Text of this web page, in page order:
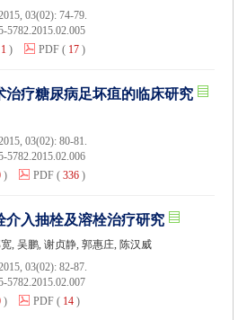
03(02): 74-79.
5782.2015.02.005
1 ) PDF ( 17 )
疗糖尿病足坏疽的临床研究
03(02): 80-81.
5782.2015.02.006
) PDF ( 336 )
入抽栓及溶栓治疗研究
, 吴鹏, 谢贞静, 郭惠庄, 陈汉威
03(02): 82-87.
5782.2015.02.007
) PDF ( 14 )